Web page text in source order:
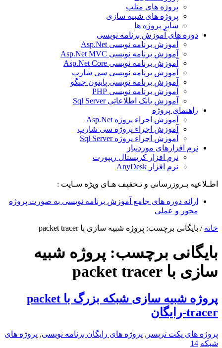
پروژه های متلب
پروژه های شبیه سازی
سایر پروژه ها
دوره های آموزش برنامه نویسی
آموزش برنامه نویسی Asp.Net
آموزش برنامه نویسی Asp.Net MVC
آموزش برنامه نویسی Asp.Net Core
آموزش برنامه نویسی سی شارپ
آموزش برنامه نویسی پایتون جنگو
آموزش برنامه نویسی PHP
آموزش بانک اطلاعاتی Sql Server
راهنمای پروژه
آموزش اجراء پروژه Asp.Net
آموزش اجراء پروژه سی شارپ
آموزش اجراء پروژه Sql Server
نرم افزارهای موردنیاز
نرم افزار کریستال ریپورت
نرم افزار AnyDesk
اطـلاعیه بـروزرسانی و تـخفیف هـای ویژه سـایت :
ارائه دوره های جامع آموزش برنامه نویسی به صورت پروژه
محور و عملی
خانه / بایگانی برچسب: پروژه شبیه سازی با packet tracer
بایگانی برچسب: پروژه شبیه
سازی با packet tracer
پروژه شبیه سازی شبکه بزرگ با packet
tracer-رایگان
پروژه های پکت تریسر , پروژه های رایگان برنامه نویسی, پروژه های
شبکه 14